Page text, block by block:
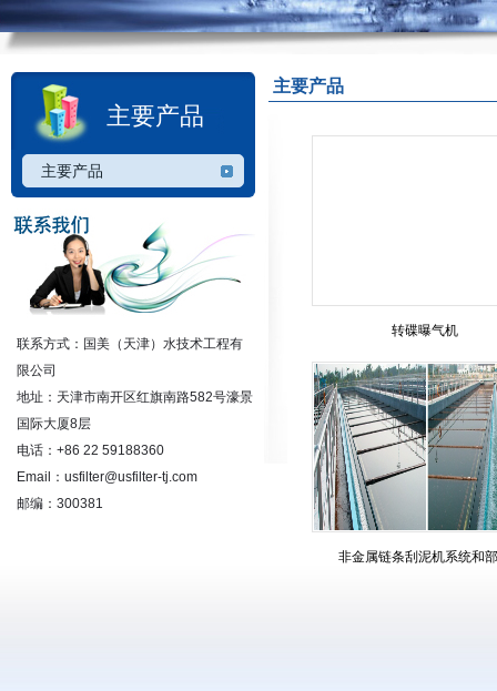
主要产品
主要产品
联系方式：国美（天津）水技术工程有
限公司
地址：天津市南开区红旗南路582号濠景
国际大厦8层
电话：+86 22 59188360
Email：usfilter@usfilter-tj.com
邮编：300381
主要产品
转碟曝气机
非金属链条刮泥机系统和